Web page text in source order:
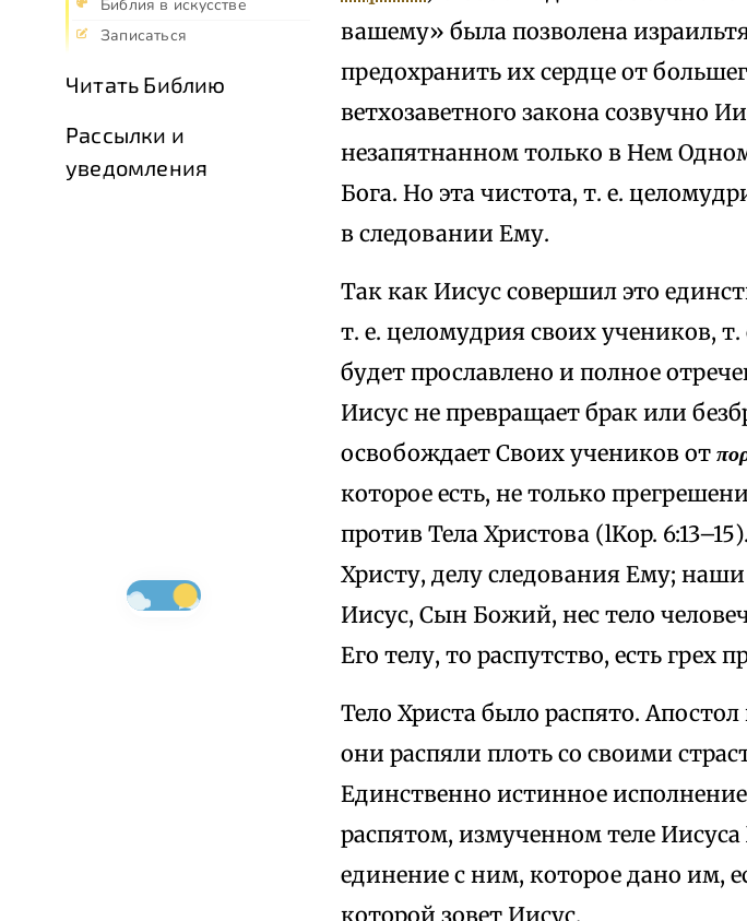
Библия в искусстве
Записаться
Читать Библию
Рассылки и
уведомления
вашему» была позволена
предохранить их сердце от
ветхозаветного закона созвучно
незапятнанном только в Нем
Бога. Но эта чистота, т. е.
в следовании Ему.
Так как Иисус совершил это
т. е. целомудрия своих учеников,
будет прославлено и полное
Иисус не превращает брак или
освобождает Своих учеников от
которое есть, не только
против Тела Христова (lKop.
Христу, делу следования Ему;
Иисус, Сын Божий, нес тело
Его телу, то распутство, есть грех
Тело Христа было распято.
они распяли плоть со своими
Единственно истинное
распятом, измученном теле Иисуса
единение с ним, которое дано им,
которой зовет Иисус.